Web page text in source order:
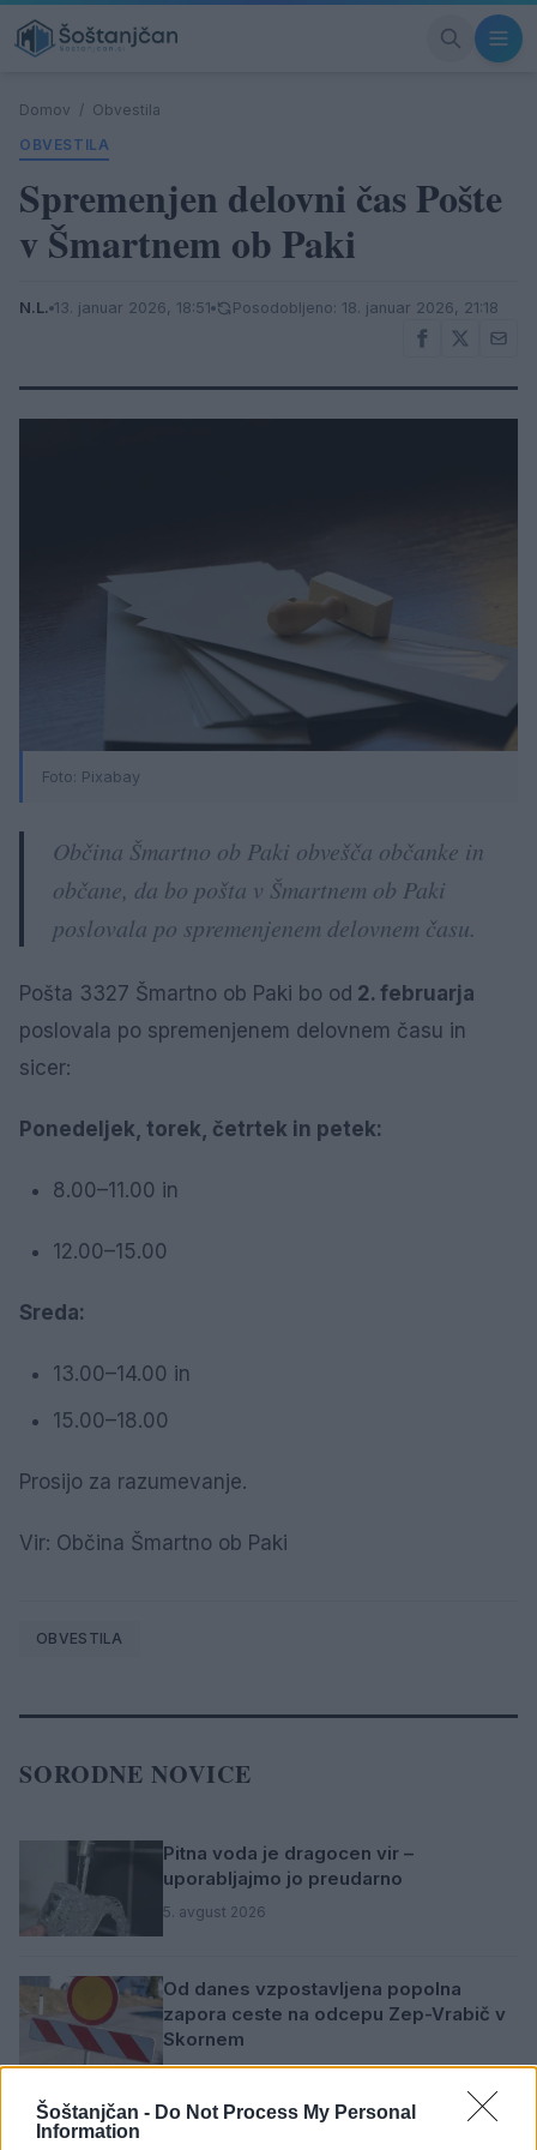
Šoštanjčan - Do Not Process My Personal
Information
Domov / Obvestila
OBVESTILA
Spremenjen delovni čas Pošte
v Šmartnem ob Paki
N.L. 13. januar 2026, 18:51 Posodobljeno: 18. januar 2026, 21:18
Foto: Pixabay
Občina Šmartno ob Paki obvešča občanke in
občane, da bo pošta v Šmartnem ob Paki
poslovala po spremenjenem delovnem času.
Pošta 3327 Šmartno ob Paki bo od 2. februarja
poslovala po spremenjenem delovnem času in
sicer:
Ponedeljek, torek, četrtek in petek:
8.00–11.00 in
12.00–15.00
Sreda:
13.00–14.00 in
15.00–18.00
Prosijo za razumevanje.
Vir: Občina Šmartno ob Paki
OBVESTILA
SORODNE NOVICE
Pitna voda je dragocen vir –
uporabljajmo jo preudarno
5. avgust 2026
Od danes vzpostavljena popolna
zapora ceste na odcepu Zep-Vrabič v
Skornem
4. avgust 2026